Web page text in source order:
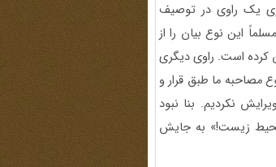
یک راوی در توصیف
این نوع بیان را از
کرده است. راوی دیگری
مصاحبه ما طبق قرار و
نکردیم. بنا نبود
محیط زیست!» به جایش